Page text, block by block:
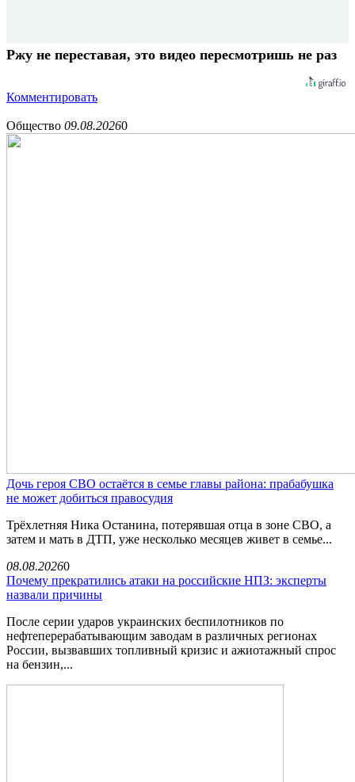
Ржу не переставая, это видео пересмотришь не раз
Комментировать
Общество 09.08.20260
Дочь героя СВО остаётся в семье главы района: прабабушка
не может добиться правосудия
Трёхлетняя Ника Останина, потерявшая отца в зоне СВО, а
затем и мать в ДТП, уже несколько месяцев живет в семье...
08.08.20260
Почему прекратились атаки на российские НПЗ: эксперты
назвали причины
После серии ударов украинских беспилотников по
нефтеперерабатывающим заводам в различных регионах
России, вызвавших топливный кризис и ажиотажный спрос
на бензин,...